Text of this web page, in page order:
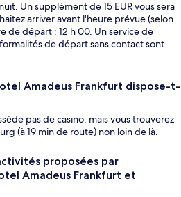
Un supplément de 15 EUR vous sera
arriver avant l'heure prévue (selon
de départ : 12 h 00. Un service de
de départ sans contact sont
Amadeus Frankfurt dispose-t-
pas de casino, mais vous trouverez
(à 19 min de route) non loin de là.
proposées par
Amadeus Frankfurt et